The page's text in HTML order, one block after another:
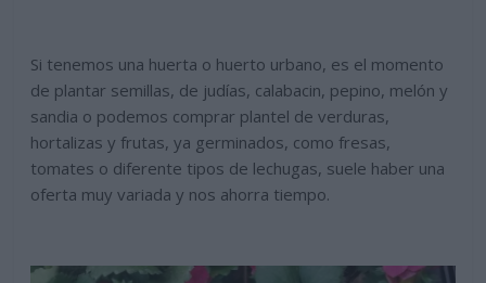
Si tenemos una huerta o huerto urbano, es el momento
de plantar semillas, de judías, calabacin, pepino, melón y
sandia o podemos comprar plantel de verduras,
hortalizas y frutas, ya germinados, como fresas,
tomates o diferente tipos de lechugas, suele haber una
oferta muy variada y nos ahorra tiempo.